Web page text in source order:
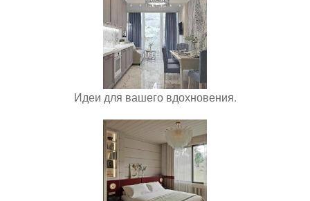
Идеи для вашего вдохновения.